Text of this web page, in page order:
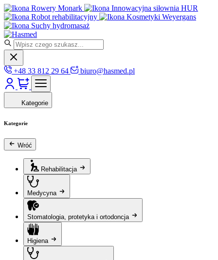
Rowery Monark
Innowacyjna siłownia HUR
Robot rehabilitacyjny
Kosmetyki Weyergans
Suchy hydromasaż
+48 33 812 29 64 biuro@hasmed.pl
Kategorie
Kategorie
Wróć
Rehabilitacja
Medycyna
Stomatologia, protetyka i ortodoncja
Higiena